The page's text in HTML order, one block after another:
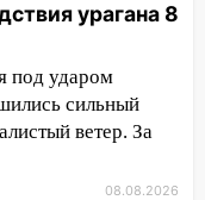
мощным
крышу с
бить по
урагана 8
под ударом
сильный
ветер. За
08.08.2026